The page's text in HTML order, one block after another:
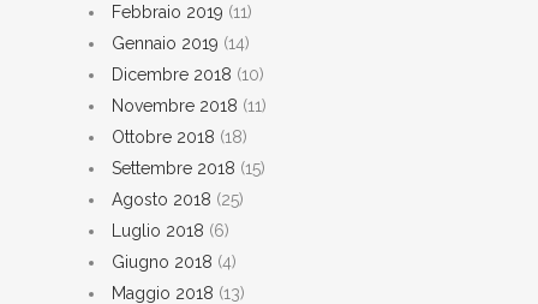
Febbraio 2019 (11)
Gennaio 2019 (14)
Dicembre 2018 (10)
Novembre 2018 (11)
Ottobre 2018 (18)
Settembre 2018 (15)
Agosto 2018 (25)
Luglio 2018 (6)
Giugno 2018 (4)
Maggio 2018 (13)